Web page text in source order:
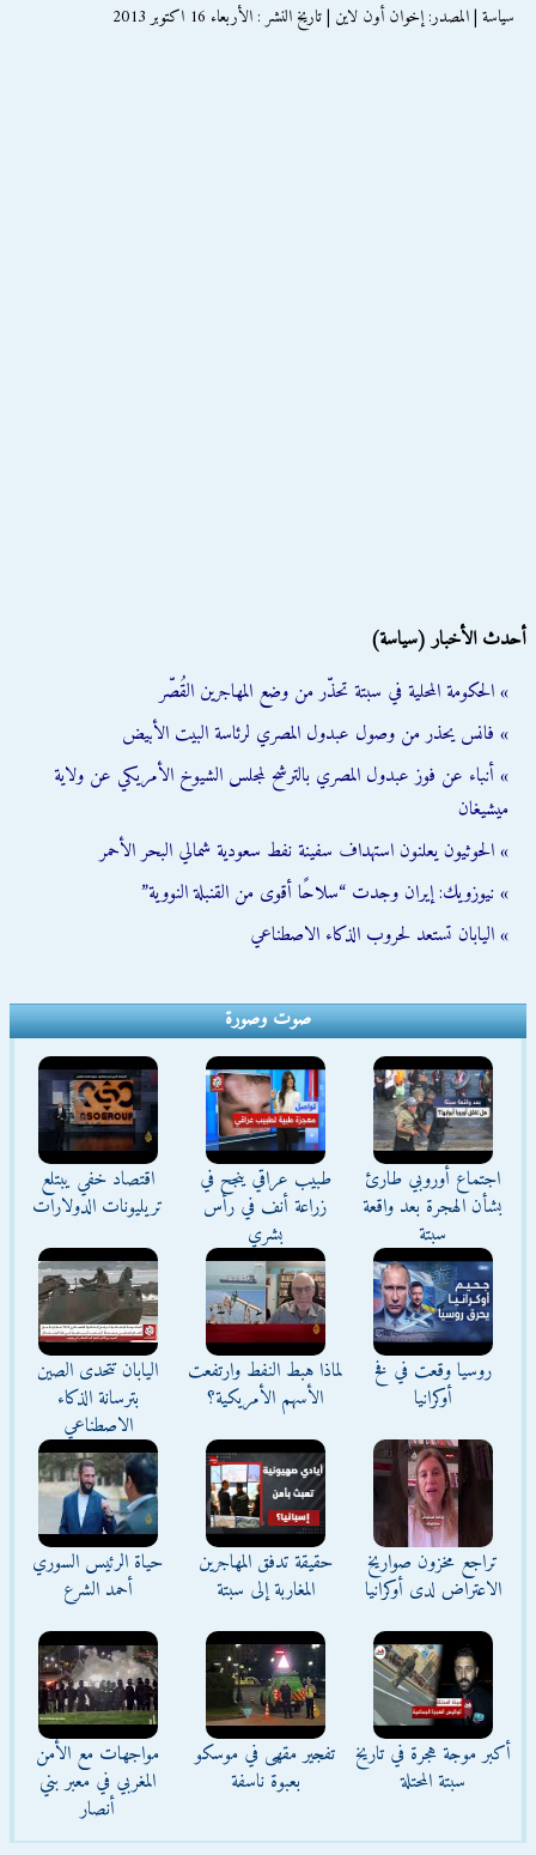
سياسة | المصدر: إخوان أون لاين | تاريخ النشر : الأربعاء 16 اكتوبر 2013
أحدث الأخبار (سياسة)
» الحكومة المحلية في سبتة تحذّر من وضع المهاجرين القُصّر
» فانس يحذر من وصول عبدول المصري لرئاسة البيت الأبيض
» أنباء عن فوز عبدول المصري بالترشح لمجلس الشيوخ الأمريكي عن ولاية
ميشيغان
» الحوثيون يعلنون استهداف سفينة نفط سعودية شمالي البحر الأحمر
» نيوزويك: إيران وجدت “سلاحًا أقوى من القنبلة النووية”
» اليابان تستعد لحروب الذكاء الاصطناعي
صوت وصورة
اجتماع أوروبي طارئ
بشأن الهجرة بعد واقعة
سبتة
طبيب عراقي ينجح في
زراعة أنف في رأس
بشري
اقتصاد خفي يبتلع
تريليونات الدولارات
روسيا وقعت في فخ
أوكرانيا
لماذا هبط النفط وارتفعت
الأسهم الأمريكية؟
اليابان تتحدى الصين
بترسانة الذكاء
الاصطناعي
تراجع مخزون صواريخ
الاعتراض لدى أوكرانيا
حقيقة تدفق المهاجرين
المغاربة إلى سبتة
حياة الرئيس السوري
أحمد الشرع
أكبر موجة هجرة في تاريخ
سبتة المحتلة
تفجير مقهى في موسكو
بعبوة ناسفة
مواجهات مع الأمن
المغربي في معبر بني
أنصار